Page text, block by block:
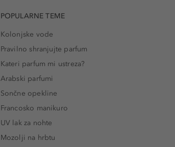
POPULARNE TEME
Kolonjske vode
Pravilno shranjujte parfum
Kateri parfum mi ustreza?
Arabski parfumi
Sončne opekline
Francosko manikuro
UV lak za nohte
Mozolji na hrbtu